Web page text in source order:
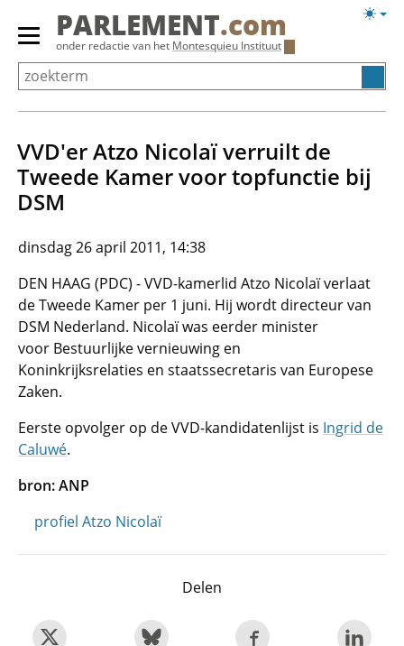
Overslaan
Primair
menu
tonen/verbergen
PARLEMENT.com
onder redactie van het Montesquieu Instituut
VVD'er Atzo Nicolaï verruilt de
Tweede Kamer voor topfunctie bij
DSM
dinsdag 26 april 2011, 14:38
DEN HAAG (PDC) - VVD-kamerlid Atzo Nicolaï verlaat
de Tweede Kamer per 1 juni. Hij wordt directeur van
DSM Nederland. Nicolaï was eerder minister
voor Bestuurlijke vernieuwing en
Koninkrijksrelaties en staatssecretaris van Europese
Zaken.
Eerste opvolger op de VVD-kandidatenlijst is Ingrid de
Caluwé.
bron: ANP
profiel Atzo Nicolaï
Delen